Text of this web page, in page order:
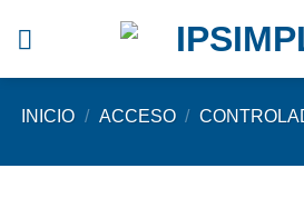
INICIO / ACCESO /